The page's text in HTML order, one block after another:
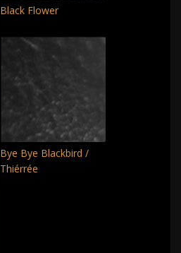
Black Flower
Bye Bye Blackbird /
Thiérrée